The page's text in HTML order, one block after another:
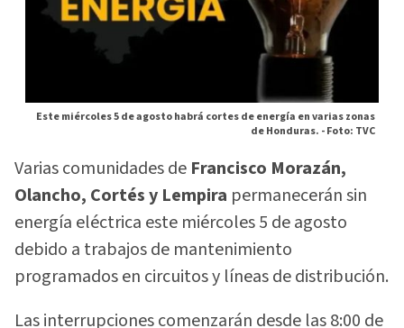
Este miércoles 5 de agosto habrá cortes de energía en varias zonas
de Honduras. -Foto: TVC
Varias comunidades de Francisco Morazán,
Olancho, Cortés y Lempira permanecerán sin
energía eléctrica este miércoles 5 de agosto
debido a trabajos de mantenimiento
programados en circuitos y líneas de distribución.
Las interrupciones comenzarán desde las 8:00 de